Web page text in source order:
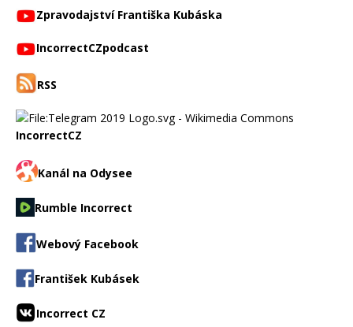
Zpravodajství Františka Kubáska
IncorrectCZpodcast
RSS
IncorrectCZ
Kanál na Odysee
Rumble Incorrect
Webový Facebook
František Kubásek
Incorrect CZ